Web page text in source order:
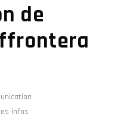
de
infos